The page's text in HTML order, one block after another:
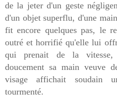
de la jeter d'un geste
d'un objet superflu, d'une
fit encore quelques pas, le
outré et horrifié qu'elle lui
qui prenait de la
doucement sa main veuve
visage affichait soudain
tourmenté.